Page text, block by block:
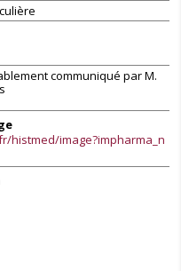
communiqué par M.
histmed/image?impharma_n